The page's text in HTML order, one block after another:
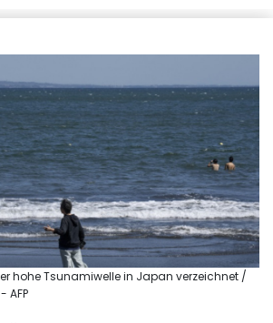
hohe Tsunamiwelle in Japan verzeichnet /
AFP